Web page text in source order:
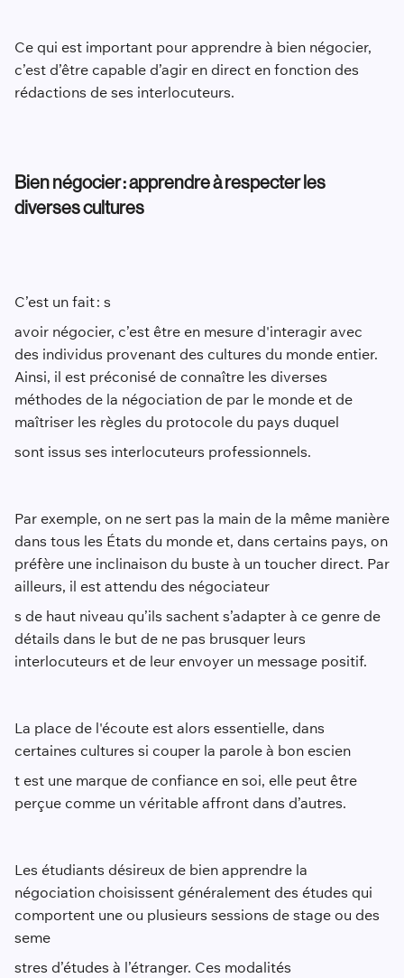
Ce qui est important pour apprendre à bien négocier,
c’est d’être capable d’agir en direct en fonction des
rédactions de ses interlocuteurs.
Bien négocier : apprendre à respecter les
diverses cultures
C’est un fait : s
avoir négocier, c’est être en mesure d'interagir avec
des individus provenant des cultures du monde entier.
Ainsi, il est préconisé de connaître les diverses
méthodes de la négociation de par le monde et de
maîtriser les règles du protocole du pays duquel
sont issus ses interlocuteurs professionnels.
Par exemple, on ne sert pas la main de la même manière
dans tous les États du monde et, dans certains pays, on
préfère une inclinaison du buste à un toucher direct. Par
ailleurs, il est attendu des négociateur
s de haut niveau qu’ils sachent s’adapter à ce genre de
détails dans le but de ne pas brusquer leurs
interlocuteurs et de leur envoyer un message positif.
La place de l'écoute est alors essentielle, dans
certaines cultures si couper la parole à bon escien
t est une marque de confiance en soi, elle peut être
perçue comme un véritable affront dans d’autres.
Les étudiants désireux de bien apprendre la
négociation choisissent généralement des études qui
comportent une ou plusieurs sessions de stage ou des
seme
stres d’études à l’étranger. Ces modalités